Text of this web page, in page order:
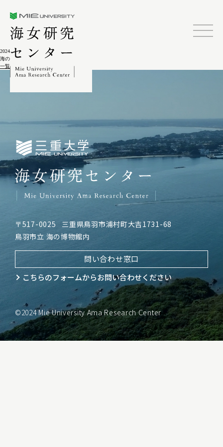
2024.02.04
海の民俗誌
一覧に戻る
三重大学海女研究センター
〒517-0025
三重県鳥羽市浦村町大吉1731-68
鳥羽市立 海の博物館内
問い合わせ窓口
こちらのフォームからお問い合わせください
©2024 Mie University Ama Research Center